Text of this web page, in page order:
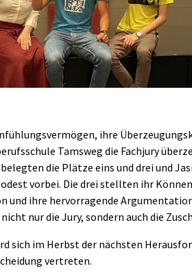
ihre
Tamsweg die Fachjury
die Plätze eins und drei und
vorbei. Die drei stellten ihr
und ihre hervorragende
nur die Jury, sondern auch die
sich im Herbst der nächsten
vertreten.